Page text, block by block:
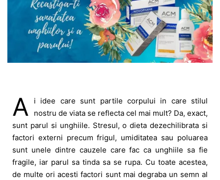
A
i idee care sunt partile corpului in care stilul
nostru de viata se reflecta cel mai mult? Da, exact,
sunt parul si unghiile. Stresul, o dieta dezechilibrata si
factori externi precum frigul, umiditatea sau poluarea
sunt unele dintre cauzele care fac ca unghiile sa fie
fragile, iar parul sa tinda sa se rupa. Cu toate acestea,
de multe ori acesti factori sunt mai degraba un semn al